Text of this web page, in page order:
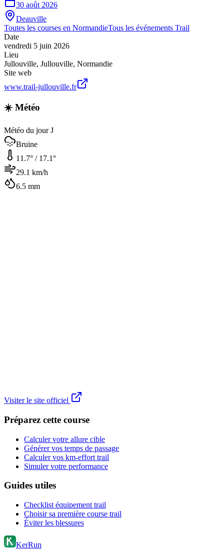
30 août 2026
Deauville
Toutes les courses en NormandieTous les événements Trail
Date
vendredi 5 juin 2026
Lieu
Jullouville, Jullouville, Normandie
Site web
www.trail-jullouville.fr
☀️ Météo
Météo du jour J
Bruine
11.7° / 17.1°
29.1 km/h
6.5 mm
Visiter le site officiel
Préparez cette course
Calculer votre allure cible
Générer vos temps de passage
Calculer vos km-effort trail
Simuler votre performance
Guides utiles
Checklist équipement trail
Choisir sa première course trail
Éviter les blessures
KerRun